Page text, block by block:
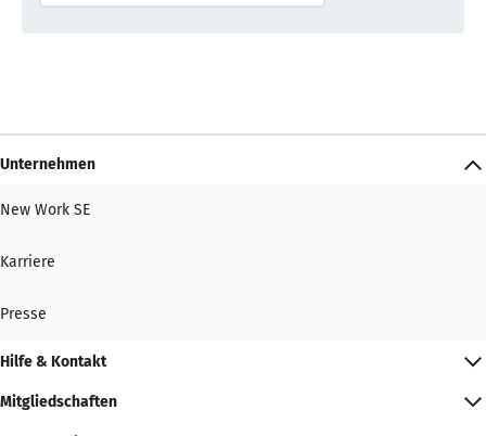
Unternehmen
New Work SE
Karriere
Presse
Hilfe & Kontakt
Mitgliedschaften